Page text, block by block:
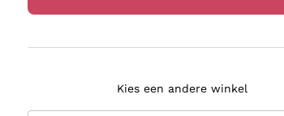
|
€ 251,00
3
Kies een andere winkel